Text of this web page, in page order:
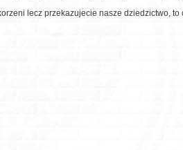
lecz przekazujecie nasze dziedzictwo,